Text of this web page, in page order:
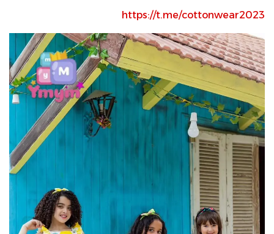
https://t.me/cottonwear2023